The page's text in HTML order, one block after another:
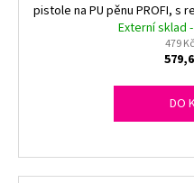
pistole na PU pěnu PROFI, s
Externí sklad
479
DO